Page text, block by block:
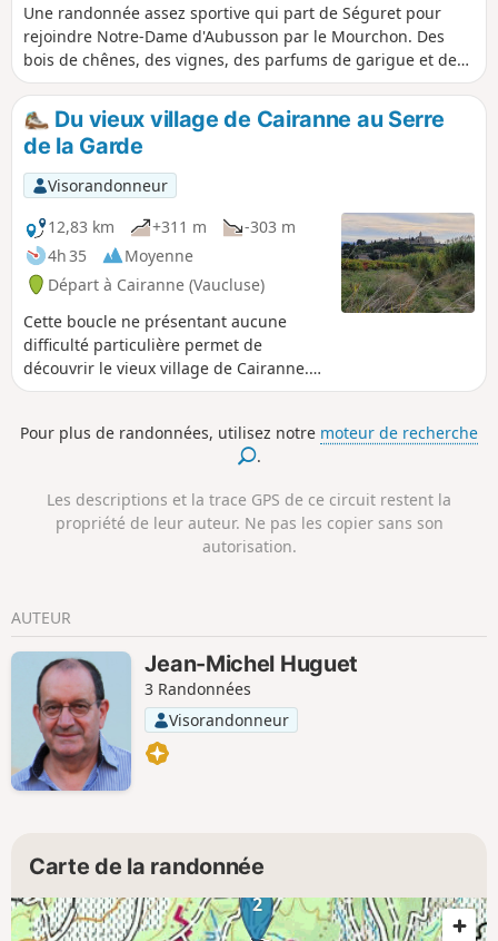
Une randonnée assez sportive qui part de Séguret pour
rejoindre Notre-Dame d'Aubusson par le Mourchon. Des
bois de chênes, des vignes, des parfums de garigue et des
panoramas sont au programme. Ce parcours alterne les
chemins goudronnés et les sentiers balisés ou non. Il est
recommandé de le suivre avec l'application Visorando.
Du vieux village de Cairanne au Serre
de la Garde
Visorandonneur
12,83 km
+311 m
-303 m
4h 35
Moyenne
Départ à Cairanne (Vaucluse)
Cette boucle ne présentant aucune
difficulté particulière permet de
découvrir le vieux village de Cairanne.
Le village perché est un belvédère
et le Mont Ventoux à l'Est et sur les
vallées de l'Aygues et du Rhône à
réputés Côtes du Rhône, il est aussi
renommé pour son vin AOC "Cairanne".
De vignobles en sous-bois, de sentiers
de la Garde où vous attend un
panorama à 360°.
Pour plus de randonnées, utilisez notre moteur de recherche
.
Les descriptions et la trace GPS de ce circuit restent la
propriété de leur auteur. Ne pas les copier sans son
autorisation.
AUTEUR
Jean-Michel Huguet
3 Randonnées
Visorandonneur
Carte de la randonnée
2